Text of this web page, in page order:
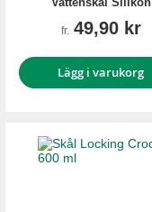
fr. 49,90 kr
Lägg i varukorg